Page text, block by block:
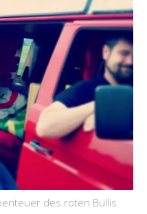
des roten Bullis